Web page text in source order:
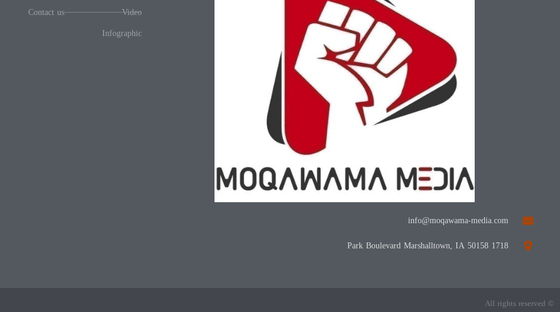
info@moqawama-media.com
1718 Park Boulevard Marshalltown, IA 50158
Video
Infographic
Contact us
© All rights reserved